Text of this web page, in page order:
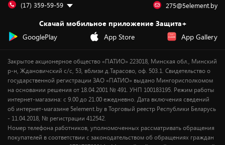
Подарочные карты
Для компьютеров
Сервисные центры
Оплата частями
Новинки
(17) 359-59-59 275@5element.by
Скачай мобильное приложение Защита+
GooglePlay
App Store App Gallery
Закрытое акционерное общество «ПАТИО» 223018, Минская обл., Минский
р-н, Ждановичский с/с, 53, вблизи д.Тарасово, оф. 503.1. Свидетельство о
государственной регистрации ЗАО «ПАТИО» выдано Мингорисполкомом
на основании решения от 18.04.2001 № 491. УНП 100183195. Режим работы
интернет-магазина: с 9.00 до 21.00 ежедневно. Дата включения сведений
об интернет-магазине 5element.by в Торговый реестр Республики Беларусь
- 11.04.2018, № регистрации 412542.
Номер телефона работников, уполномоченных рассматривать обращения
покупателей в соответствии с законодательством об обращениях граждан